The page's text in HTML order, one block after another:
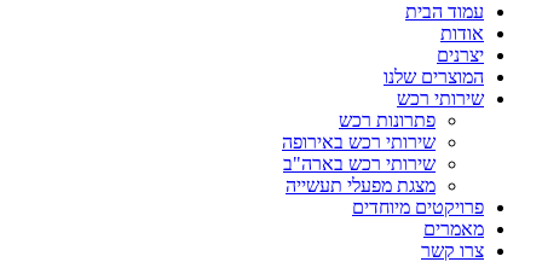
עמוד הבית
אודות
יצרנים
המוצרים שלנו
שירותי רכש
פתרונות רכש
שירותי רכש באירופה
שירותי רכש בארה"ב
מצגת מפעלי תעשייה
פרויקטים מיוחדים
מאמרים
צרו קשר